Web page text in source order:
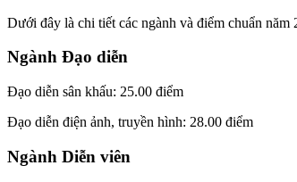
Dưới đây là chi tiết các ngành và điểm chuẩn
Ngành Đạo diễn
Đạo diễn sân khấu: 25.00 điểm
Đạo diễn điện ảnh, truyền hình: 28.00 điểm
Ngành Diễn viên